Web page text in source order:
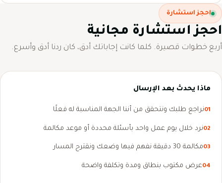
احجز استشارة
احجز استشارة مجانية
أربع خطوات قصيرة. كلما كانت إجاباتك أدق، كان ردنا أدق وأسرع.
ماذا يحدث بعد الإرسال
01نراجع طلبك ونتحقق من أننا الجهة المناسبة له فعلًا
02نرد خلال يوم عمل واحد بأسئلة محددة أو موعد مكالمة
03مكالمة 30 دقيقة نفهم فيها وضعك ونقترح المسار
04عرض مكتوب بنطاق ومدة وتكلفة واضحة